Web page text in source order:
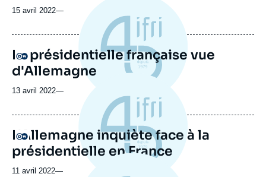
15 avril 2022—
Logo
La présidentielle française vue
d'Allemagne
13 avril 2022—
Logo
L'Allemagne inquiète face à la
présidentielle en France
11 avril 2022—